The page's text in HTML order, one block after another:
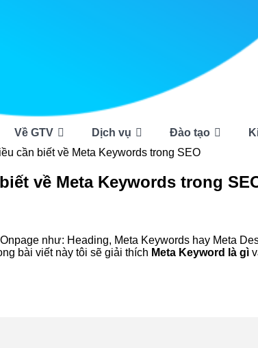
Về GTV Dịch vụ Đào tạo
cần biết về Meta Keywords trong SEO
về Meta Keywords trong
như: Heading, Meta Keywords hay Meta
bài viết này tôi sẽ giải thích Meta Keyword là gì